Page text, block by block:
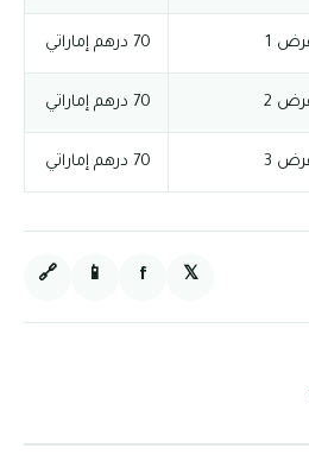
70 درهم إماراتي
70 درهم إماراتي
70 درهم إماراتي
𝕏
f
📱
🔗